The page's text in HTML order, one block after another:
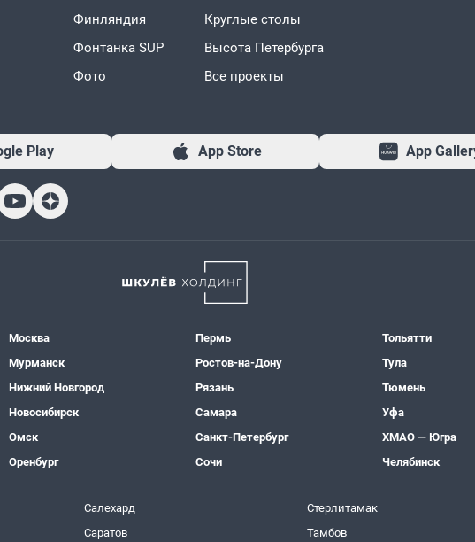
Финляндия
Фонтанка SUP
Фото
Круглые столы
Высота Петербурга
Все проекты
Play App Store App
Москва
Мурманск
Нижний Новгород
Новосибирск
Омск
Оренбург
Пермь
Ростов-на-Дону
Рязань
Самара
Санкт-Петербург
Сочи
Тольятти
Тула
Тюмень
Уфа
ХМАО — Югра
Челябинск
Салехард
Саратов
Стерлитамак
Тамбов